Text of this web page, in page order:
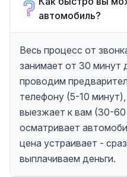
автомобиль?
Весь процесс от
занимает от 30 минут
проводим
телефону (5-10
выезжает к вам (30-
осматривает
цена устраивает -
выплачиваем деньги.